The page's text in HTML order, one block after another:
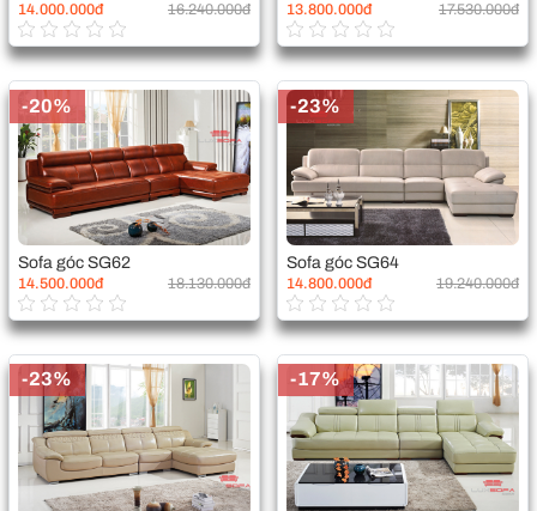
14.000.000đ 16.240.000đ 13.800.000đ 17.530.000đ
Sofa góc SG62
14.500.000đ 18.130.000đ
-20%
Sofa góc SG64
14.800.000đ 19.240.000đ
-23%
-23% -17%